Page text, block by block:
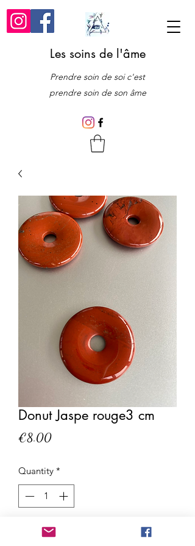
Les soins de l'âme
Prendre soin de soi c'est
prendre soin de son âme
Donut Jaspe rouge3 cm
€8.00Price
Quantity *